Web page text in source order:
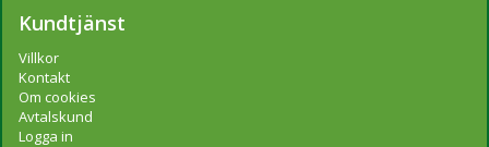
Kundtjänst
Villkor
Kontakt
Om cookies
Avtalskund
Logga in